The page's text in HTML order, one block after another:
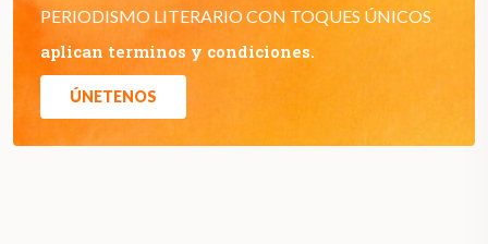
PERIODISMO LITERARIO CON TOQUES ÚNICOS
aplican terminos y condiciones.
ÚNETENOS